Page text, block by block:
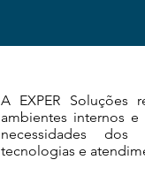
A EXPER Soluções
ambientes internos
necessidades
tecnologias e